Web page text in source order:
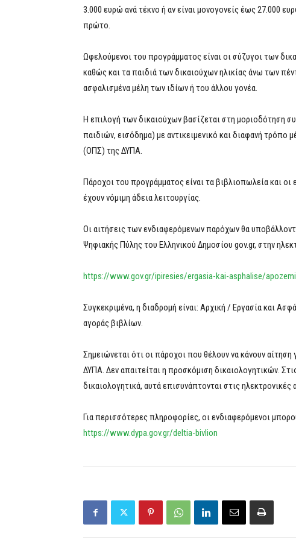
3.000 ευρώ ανά τέκνο ή αν είναι μονογονείς έως 27.000
πρώτο.
Ωφελούμενοι του προγράμματος είναι οι σύζυγοι των
καθώς και τα παιδιά των δικαιούχων ηλικίας άνω των
ασφαλισμένα μέλη των ιδίων ή του άλλου γονέα.
Η επιλογή των δικαιούχων βασίζεται στη μοριοδότηση
παιδιών, εισόδημα) με αντικειμενικό και διαφανή
(ΟΠΣ) της ΔΥΠΑ.
Πάροχοι του προγράμματος είναι τα βιβλιοπωλεία και
έχουν νόμιμη άδεια λειτουργίας.
Οι αιτήσεις των ενδιαφερόμενων παρόχων θα
Ψηφιακής Πύλης του Ελληνικού Δημοσίου gov.gr, στην
https://www.gov.gr/ipiresies/ergasia-kai-asphalise/
Συγκεκριμένα, η διαδρομή είναι: Αρχική / Εργασία και
αγοράς βιβλίων.
Σημειώνεται ότι οι πάροχοι που θέλουν να κάνουν
ΔΥΠΑ. Δεν απαιτείται η προσκόμιση δικαιολογητικών.
δικαιολογητικά, αυτά επισυνάπτονται στις ηλεκτρονικές
Για περισσότερες πληροφορίες, οι ενδιαφερόμενοι
https://www.dypa.gov.gr/deltia-bivlion